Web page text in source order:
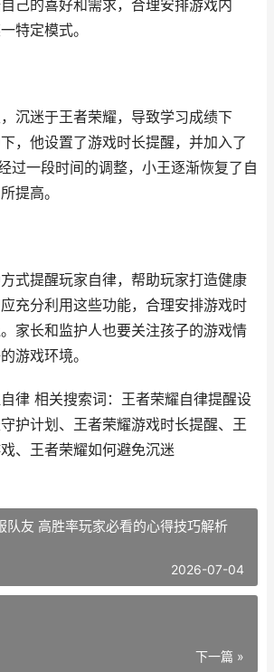
己的喜好和需求，合理安排游戏内
特定模式。
沉迷于王者荣耀，导致学习成绩下
，他设置了游戏时长提醒，并加入了
过一段时间的调整，小王逐渐恢复了自
提高。
式提醒玩家自律，帮助玩家打造健康
充分利用这些功能，合理安排游戏时
家长和监护人也要关注孩子的游戏情
游戏环境。
律 相关搜索词：王者荣耀自律提醒设
护计划、王者荣耀游戏时长提醒、王
、王者荣耀如何避免沉迷
队友 高胜率玩家必看的心得技巧解析
2026-07-04
下一篇 »